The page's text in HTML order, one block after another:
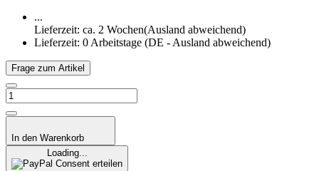
...
Lieferzeit: ca. 2 Wochen(Ausland abweichend)
Lieferzeit: 0 Arbeitstage (DE - Ausland abweichend)
Frage zum Artikel
In den Warenkorb
Loading...
Consent erteilen